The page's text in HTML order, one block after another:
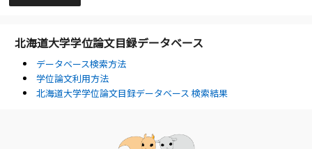
北海道大学学位論文目録データベース
データベース検索方法
学位論文利用方法
北海道大学学位論文目録データベース 検索結果